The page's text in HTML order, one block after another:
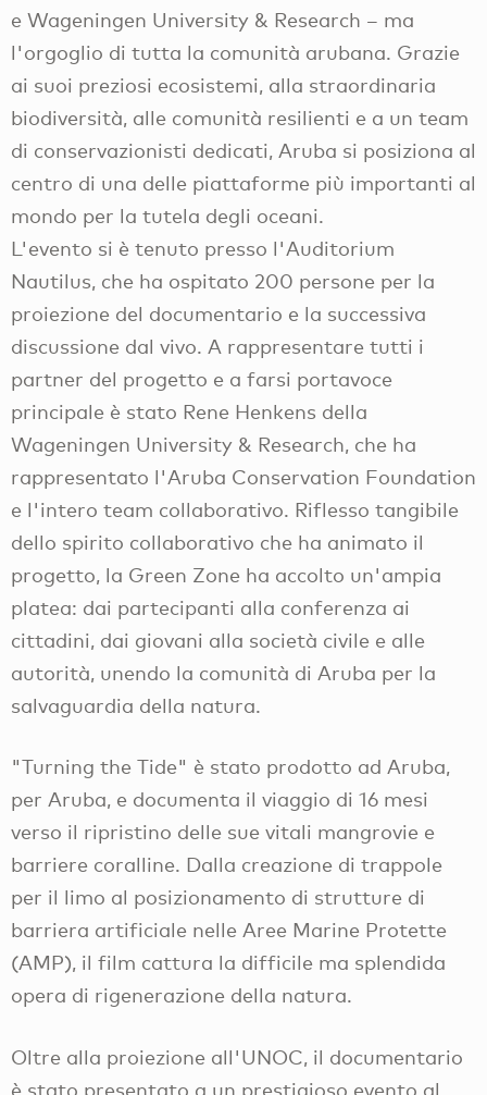
e Wageningen University & Research – ma
l'orgoglio di tutta la comunità arubana. Grazie
ai suoi preziosi ecosistemi, alla straordinaria
biodiversità, alle comunità resilienti e a un team
di conservazionisti dedicati, Aruba si posiziona al
centro di una delle piattaforme più importanti al
mondo per la tutela degli oceani.
L'evento si è tenuto presso l'Auditorium
Nautilus, che ha ospitato 200 persone per la
proiezione del documentario e la successiva
discussione dal vivo. A rappresentare tutti i
partner del progetto e a farsi portavoce
principale è stato Rene Henkens della
Wageningen University & Research, che ha
rappresentato l'Aruba Conservation Foundation
e l'intero team collaborativo. Riflesso tangibile
dello spirito collaborativo che ha animato il
progetto, la Green Zone ha accolto un'ampia
platea: dai partecipanti alla conferenza ai
cittadini, dai giovani alla società civile e alle
autorità, unendo la comunità di Aruba per la
salvaguardia della natura.
"Turning the Tide" è stato prodotto ad Aruba,
per Aruba, e documenta il viaggio di 16 mesi
verso il ripristino delle sue vitali mangrovie e
barriere coralline. Dalla creazione di trappole
per il limo al posizionamento di strutture di
barriera artificiale nelle Aree Marine Protette
(AMP), il film cattura la difficile ma splendida
opera di rigenerazione della natura.
Oltre alla proiezione all'UNOC, il documentario
è stato presentato a un prestigioso evento al